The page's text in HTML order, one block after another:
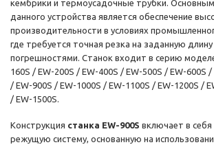
кембрики и термоусадочные трубки.
данного устройства является обеспечение
производительности в условиях
где требуется точная резка на заданную
погрешностями. Станок входит в серию
160S / EW-200S / EW-400S / EW-500S / EW-600S
/ EW-900S / EW-1000S / EW-1100S / EW-1200S /
/ EW-1500S.
Конструкция станка EW-900S включает в
режущую систему, основанную на